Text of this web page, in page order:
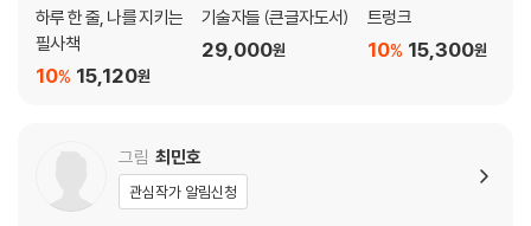
하루 한 줄, 나를 지키는
필사책
15,120원
10%
기술자들 (큰글자도서)
29,000원
트렁크
15,300원
10%
그림 최민호
관심작가 알림신청